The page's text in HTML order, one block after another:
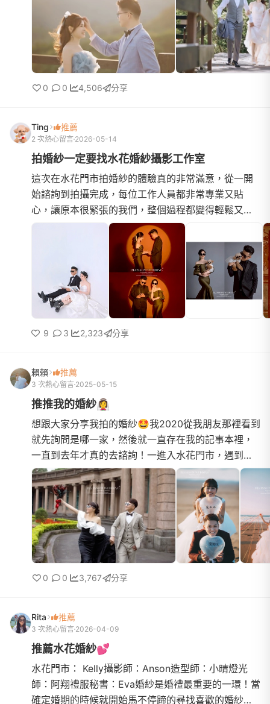
0 0 4,506 分享
Ting 推薦
2 次熱心留言 2026-05-14
拍婚紗一定要找水花婚紗攝影工作室
這次在水花門市拍婚紗的體驗真的非常滿意，從一開
始諮詢到拍攝完成，每位工作人員都非常專業又貼
心，讓原本很緊張的我們，整個過程都變得輕鬆又開
心！首先非常感謝門市Kelly，從一開始接洽時就非常
9 3 2,323 分享
賴賴 推薦
3 次熱心留言 2025-05-15
推推我的婚紗👰‍♀️
想跟大家分享我拍的婚紗🤩我2020從我朋友那裡看到
就先詢問是哪一家，然後就一直存在我的記事本裡，
一直到去年才真的去諮詢！一進入水花門市，遇到了
Ellie～Ellie很親切的招呼我們～還讓我先試了兩套禮
服，試了一套宴...
0 0 3,767 分享
Rita 推薦
3 次熱心留言 2026-04-09
推薦水花婚紗💕
水花門市： Kelly攝影師：Anson造型師：小晴燈光
師：阿翔禮服秘書：Eva婚紗是婚禮最重要的一環！當
確定婚期的時候就開始馬不停蹄的尋找喜歡的婚紗！